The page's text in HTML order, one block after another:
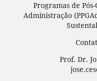
Programas de
Administração
Prof. Dr.